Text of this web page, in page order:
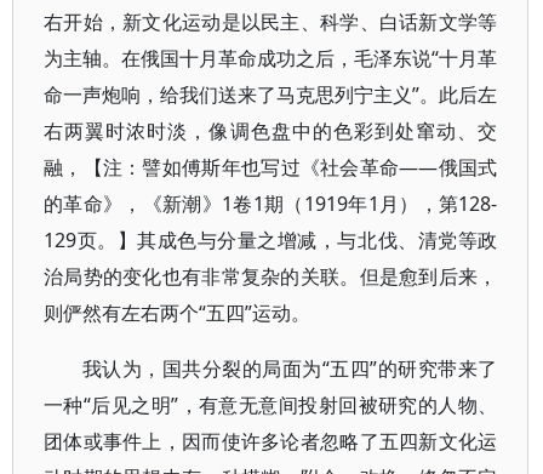
右开始，新文化运动是以民主、科学、白话新文学等
为主轴。在俄国十月革命成功之后，毛泽东说“十月革
命一声炮响，给我们送来了马克思列宁主义”。此后左
右两翼时浓时淡，像调色盘中的色彩到处窜动、交
融，【注：譬如傅斯年也写过《社会革命——俄国式
的革命》，《新潮》1卷1期（1919年1月），第128-
129页。】其成色与分量之增减，与北伐、清党等政
治局势的变化也有非常复杂的关联。但是愈到后来，
则俨然有左右两个“五四”运动。
我认为，国共分裂的局面为“五四”的研究带来了
一种“后见之明”，有意无意间投射回被研究的人物、
团体或事件上，因而使许多论者忽略了五四新文化运